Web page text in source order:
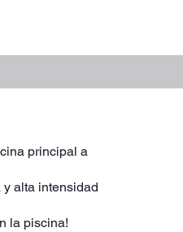
principal a
alta intensidad
la piscina!